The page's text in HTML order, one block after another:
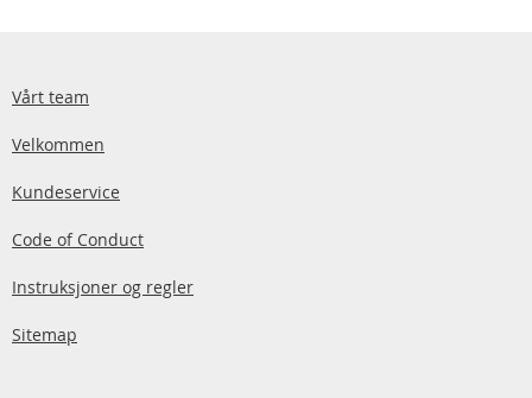
Vårt team
Velkommen
Kundeservice
Code of Conduct
Instruksjoner og regler
Sitemap